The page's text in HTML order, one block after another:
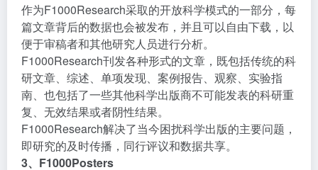
作为F1000Research采取的开放科学模式的一部分，每
篇文章背后的数据也会被发布，并且可以自由下载，以
便于审稿者和其他研究人员进行分析。
F1000Research刊发各种形式的文章，既包括传统的科
研文章、综述、单项发现、案例报告、观察、实验指
南、也包括了一些其他科学出版商不可能发表的科研重
复、无效结果或者阴性结果。
F1000Research解决了当今困扰科学出版的主要问题，
即研究的及时传播，同行评议和数据共享。
3、F1000Posters